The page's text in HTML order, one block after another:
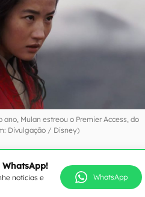
Mulan estreou o Premier Access, do
Divulgação / Disney)
notícias e
WhatsApp